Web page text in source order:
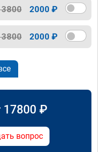
2000 ₽
2000 ₽
17800 ₽
вопрос